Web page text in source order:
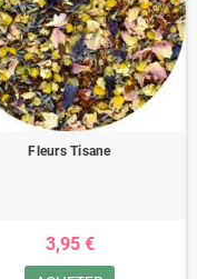
Fleurs Tisane
3,95 €